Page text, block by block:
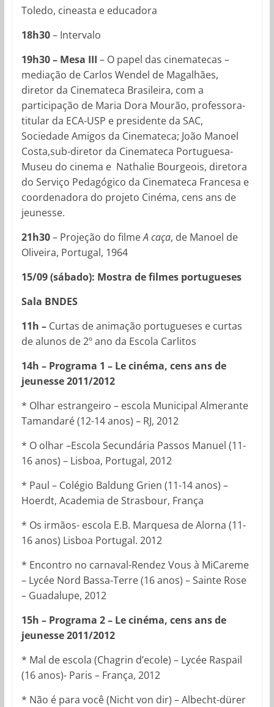
Toledo, cineasta e educadora
18h30– Intervalo
19h30– Mesa III – O papel das cinematecas –
mediação de Carlos Wendel de Magalhães,
diretor da Cinemateca Brasileira, com a
participação de Maria Dora Mourão, professora-
titular da ECA-USP e presidente da SAC,
Sociedade Amigos da Cinemateca; João Manoel
Costa,sub-diretor da Cinemateca Portuguesa-
Museu do cinema e Nathalie Bourgeois, diretora
do Serviço Pedagógico da Cinemateca Francesa e
coordenadora do projeto Cinéma, cens ans de
jeunesse.
21h30– Projeção do filmeA caça, de Manoel de
Oliveira, Portugal, 1964
15/09 (sábado): Mostra de filmes portugueses
Sala BNDES
11h – Curtas de animação portugueses e curtas
de alunos de 2º ano da Escola Carlitos
14h – Programa 1 – Le cinéma, cens ans de
jeunesse 2011/2012
* Olhar estrangeiro – escola Municipal Almerante
Tamandaré (12-14 anos) – RJ, 2012
* O olhar –Escola Secundária Passos Manuel (11-
16 anos) – Lisboa, Portugal, 2012
* Paul – Colégio Baldung Grien (11-14 anos) –
Hoerdt, Academia de Strasbour, França
* Os irmãos- escola E.B. Marquesa de Alorna (11-
16 anos) Lisboa Portugal. 2012
* Encontro no carnaval-Rendez Vous à MiCareme
– Lycée Nord Bassa-Terre (16 anos) – Sainte Rose
– Guadalupe, 2012
15h – Programa 2 – Le cinéma, cens ans de
jeunesse 2011/2012
* Mal de escola (Chagrin d’ecole) – Lycée Raspail
(16 anos)- Paris – França, 2012
* Não é para você (Nicht von dir) – Albecht-dürer